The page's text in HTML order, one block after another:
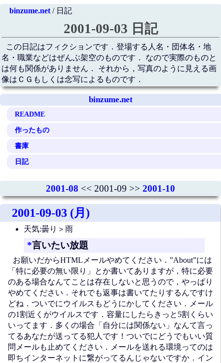
binzume.net/ 日記
2001-09-03 日記
この日記はフィクションです．登場する人名・団体名・地
名・職業などはぜんぶ架空のものです． なので実際のものと
は何も関係がありません． それから，写真のように見える画
像はＣＧもしくは念写によるものです．
binzume.net
README
作ったもの
書庫
日記
2001-08 << 2001-09 >> 2001-10
2001-09-03 (月)
天気:曇り＞雨
*言いたい放題
お願いだからHTMLメールやめてください．”About”には
「特に必要の無い限り」とか書いてありますが，特に必要
のある場合なんてことは存在しないと思うので，やっぱり
やめてください．それでも返事は書いてたりするんですけ
どね．ついでにウイルスもどうにかしてください．メール
の1割近くがウイルスです．容量にしたらきっと5割くらい
いってます．多くの場合「自分には関係ない」なんて言っ
てるあなたが送ってる犯人です！ついでにどうでもいい質
問メールも止めてください．メールを送れる環境ってのは
即ちインターネットに繋がってるんじゃないですか．イン